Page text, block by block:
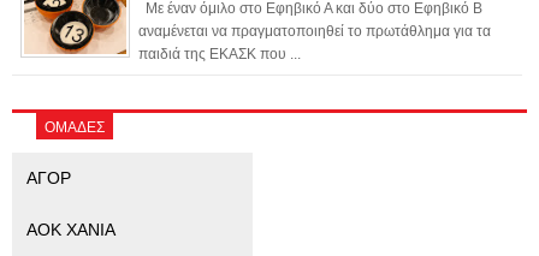
Με έναν όμιλο στο Εφηβικό Α και δύο στο Εφηβικό Β
αναμένεται να πραγματοποιηθεί το πρωτάθλημα για τα
παιδιά της ΕΚΑΣΚ που ...
ΟΜΑΔΕΣ
ΑΓΟΡ
ΑΟΚ ΧΑΝΙΑ